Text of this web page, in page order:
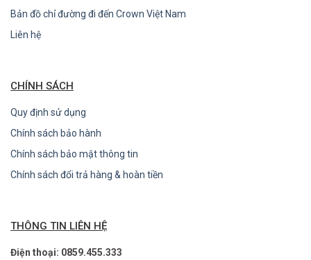
Bản đồ chỉ đường đi đến Crown Việt Nam
Liên hệ
CHÍNH SÁCH
Quy định sử dụng
Chính sách bảo hành
Chính sách bảo mật thông tin
Chính sách đổi trả hàng & hoàn tiền
THÔNG TIN LIÊN HỆ
Điện thoại: 0859.455.333